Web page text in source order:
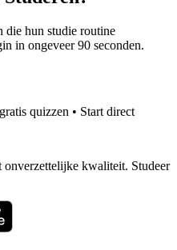
die hun studie routine
in ongeveer 90 seconden.
quizzen • Start direct
onverzettelijke kwaliteit. Studeer